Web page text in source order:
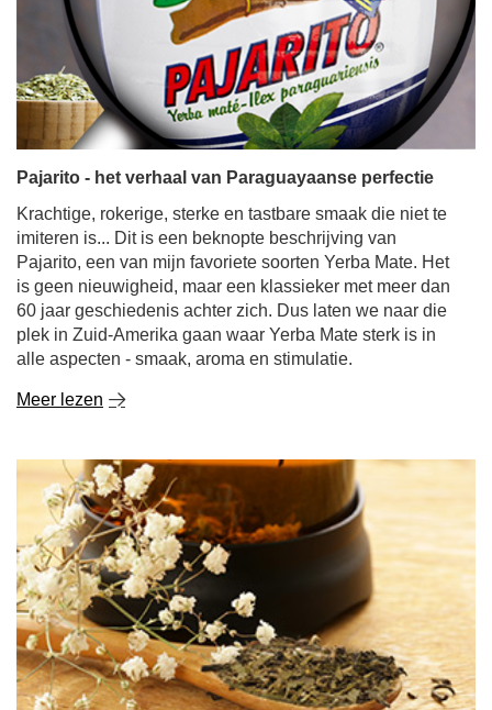
Pajarito - het verhaal van Paraguayaanse perfectie
Krachtige, rokerige, sterke en tastbare smaak die niet te
imiteren is... Dit is een beknopte beschrijving van
Pajarito, een van mijn favoriete soorten Yerba Mate. Het
is geen nieuwigheid, maar een klassieker met meer dan
60 jaar geschiedenis achter zich. Dus laten we naar die
plek in Zuid-Amerika gaan waar Yerba Mate sterk is in
alle aspecten - smaak, aroma en stimulatie.
Meer lezen